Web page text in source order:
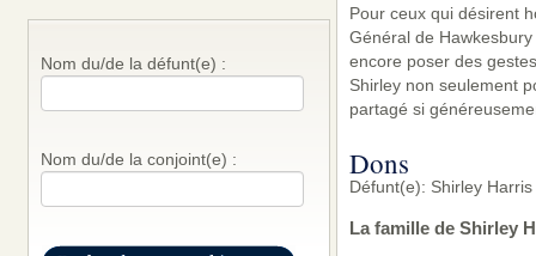
Nom du/de la défunt(e) :
Nom du/de la conjoint(e) :
Pour ceux qui désirent
Général de
encore poser des
Shirley non seulement
partagé si
Dons
Défunt(e): Shirley
La famille de Shirley